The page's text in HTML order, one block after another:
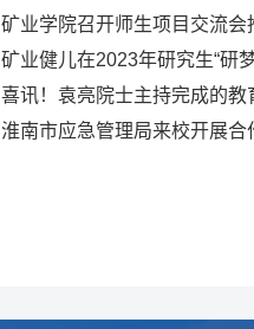
矿业学院召开师生项目交流会
矿业健儿在2023年研究生“研
喜讯！袁亮院士主持完成的
淮南市应急管理局来校开展合